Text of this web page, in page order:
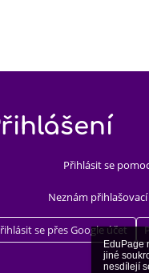
EduPage
jiné
nesdílejí
Přihlásit se
Neznám
se přes Google účet